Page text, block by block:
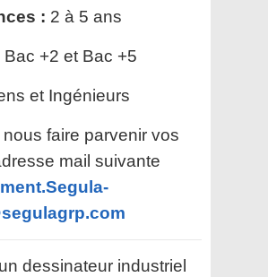
: 2 à 5 ans
Bac +2 et Bac +5
et Ingénieurs
faire parvenir vos
mail suivante
dessinateur industriel